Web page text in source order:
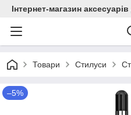
Інтернет-магазин
Товари Стилуси
–5%